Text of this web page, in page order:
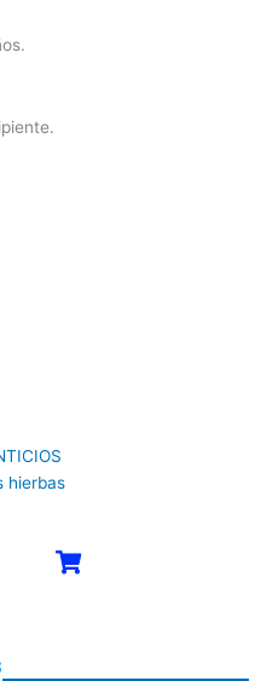
hierbas